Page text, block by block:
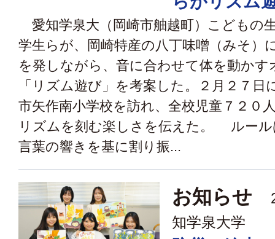
愛知学泉大（岡崎市舳越町）こどもの
学生らが、岡崎特産の八丁味噌（みそ）
を発しながら、音に合わせて体を動かす
「リズム遊び」を考案した。２月２７日
市矢作南小学校を訪れ、全校児童７２０
リズムを刻む楽しさを伝えた。 ルー
言葉の響きを基に割り振...
お知らせ
知学泉大学